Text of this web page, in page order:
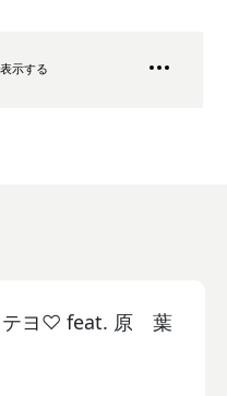
示する
テヨ♡ feat. 原 葉